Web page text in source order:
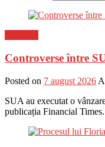
Controverse între
Posted on 7 august 2026
SUA au executat o
publicația Financial